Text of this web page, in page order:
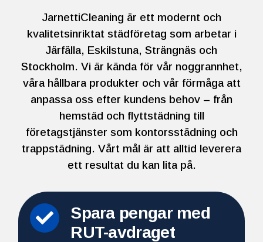
JarnettiCleaning är ett modernt och
kvalitetsinriktat städföretag som arbetar i
Järfälla, Eskilstuna, Strängnäs och
Stockholm. Vi är kända för vår noggrannhet,
våra hållbara produkter och vår förmåga att
anpassa oss efter kundens behov – från
hemstäd och flyttstädning till
företagstjänster som kontorsstädning och
trappstädning. Vårt mål är att alltid leverera
ett resultat du kan lita på.

Spara pengar med
RUT-avdraget